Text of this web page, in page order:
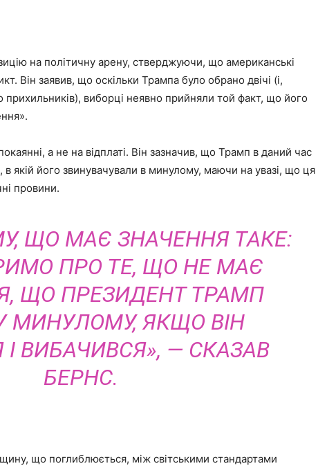
на політичну арену, стверджуючи, що американські
Він заявив, що оскільки Трампа було обрано двічі (і,
виборці неявно прийняли той факт, що його
а не на відплаті. Він зазначив, що Трамп в даний час
в якій його звинувачували в минулому, маючи на увазі, що ця
провини.
ЩО МАЄ ЗНАЧЕННЯ ТАКЕ:
ПРО ТЕ, ЩО НЕ МАЄ
ЩО ПРЕЗИДЕНТ ТРАМП
МИНУЛОМУ, ЯКЩО ВІН
ВИБАЧИВСЯ», — СКАЗАВ
БЕРНС.
що поглиблюється, між світськими стандартами